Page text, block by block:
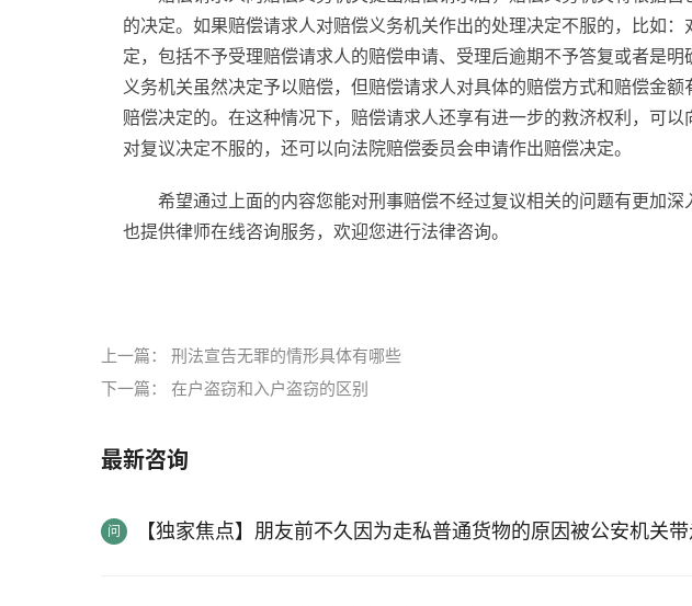
的决定。如果赔偿请求人对赔偿义务机关作出的处理决定不服的，比如
定，包括不予受理赔偿请求人的赔偿申请、受理后逾期不予答复或者是
义务机关虽然决定予以赔偿，但赔偿请求人对具体的赔偿方式和赔偿金
赔偿决定的。在这种情况下，赔偿请求人还享有进一步的救济权利，可以
对复议决定不服的，还可以向法院赔偿委员会申请作出赔偿决定。
希望通过上面的内容您能对刑事赔偿不经过复议相关的问题有更加
也提供律师在线咨询服务，欢迎您进行法律咨询。
上一篇： 刑法宣告无罪的情形具体有哪些
下一篇： 在户盗窃和入户盗窃的区别
最新咨询
【独家焦点】朋友前不久因为走私普通货物的原因被公安机关